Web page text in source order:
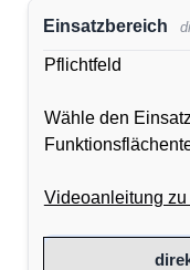
Einsatzbereich
Pflichtfeld
Wähle den
Videoanleitung